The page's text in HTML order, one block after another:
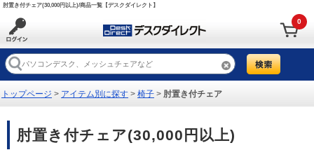
肘置き付チェア(30,000円以上)/商品一覧【デスクダイレクト】
0
トップページ > アイテム別に探す > 椅子 > 肘置き付チェア
肘置き付チェア(30,000円以上)